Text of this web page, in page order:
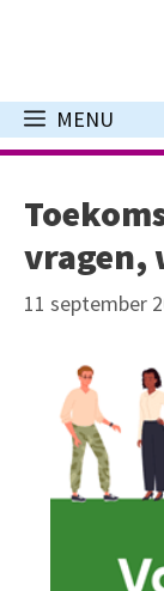
inhoud
MENU
vragen,
11 september